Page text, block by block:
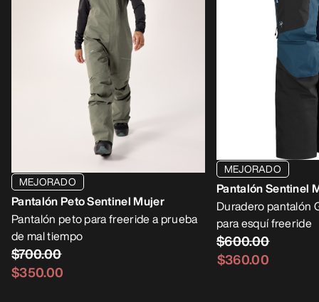
MEJORADO
Pantalón Peto Sentinel Mujer
Pantalón peto para freeride a prueba
de mal tiempo
$700.00
$350.00
MEJORADO
Pantalón Sentinel
Duradero pantalón
para esquí freeride
$600.00
$360.00